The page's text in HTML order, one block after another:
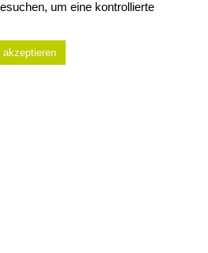
AM 23.
2026
um eine kontrollierte
akzeptieren